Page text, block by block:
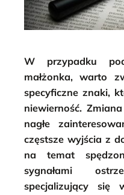
W przypadku
małżonka, warto
specyficzne znaki,
niewierność.
nagłe
częstsze wyjścia z
na temat
sygnałami
specjalizujący się